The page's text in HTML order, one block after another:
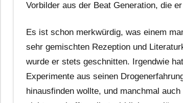
Vorbilder aus der Beat Generation, die
Es ist schon merkwürdig, was einem
sehr gemischten Rezeption und
wurde er stets geschnitten. Irgendwie
Experimente aus seinen
hinausfinden wollte, und manchmal